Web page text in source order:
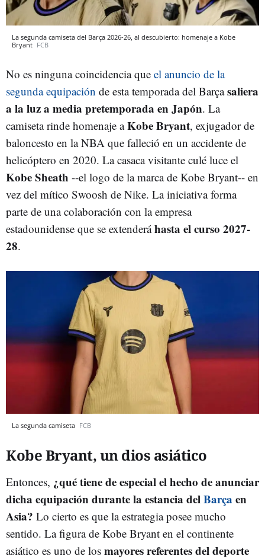
La segunda camiseta del Barça 2026-26, al descubierto: homenaje a Kobe
Bryant FCB
No es ninguna coincidencia que el anuncio de la
segunda equipación de esta temporada del Barçasaliera
a la luz a media pretemporada en Japón. La
camiseta rinde homenaje aKobe Bryant, exjugador de
baloncesto en la NBA que falleció en un accidente de
helicóptero en 2020. La casaca visitante culé luce el
Kobe Sheath --el logo de la marca de Kobe Bryant-- en
vez del mítico Swoosh de Nike. La iniciativa forma
parte de una colaboración con la empresa
estadounidense que se extenderáhasta el curso 2027-
28.
La segunda camiseta FCB
Kobe Bryant, un dios asiático
Entonces, ¿qué tiene de especial el hecho de anunciar
dicha equipación durante la estancia delBarça en
Asia? Lo cierto es que la estrategia posee mucho
sentido. La figura de Kobe Bryant en el continente
asiático es uno de los mayores referentes del deporte